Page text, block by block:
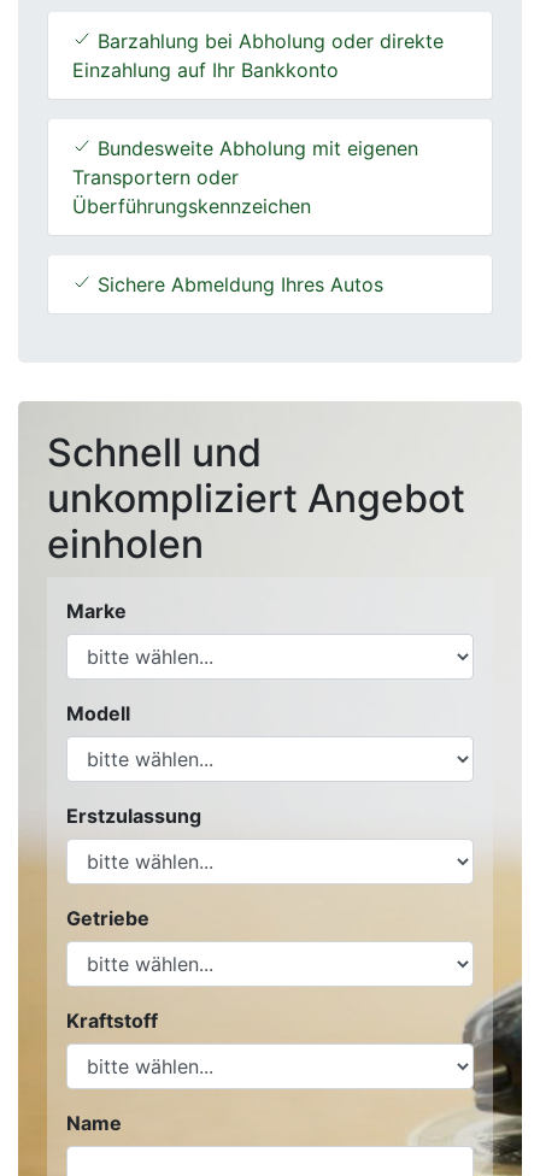
Barzahlung bei Abholung oder direkte
Einzahlung auf Ihr Bankkonto
Bundesweite Abholung mit eigenen
Transportern oder
Überführungskennzeichen
Sichere Abmeldung Ihres Autos
Schnell und
unkompliziert Angebot
einholen
Marke
Modell
Erstzulassung
Getriebe
Kraftstoff
Name